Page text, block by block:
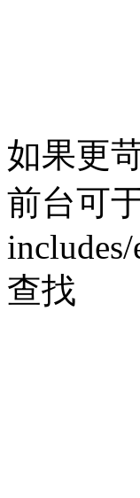
如果更
前台可
查找